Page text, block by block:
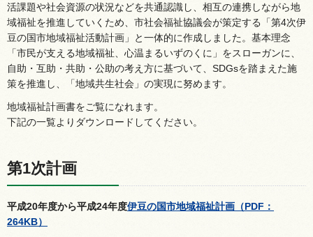
活課題や社会資源の状況などを共通認識し、相互の連携しながら地
域福祉を推進していくため、市社会福祉協議会が策定する「第4次伊
豆の国市地域福祉活動計画」と一体的に作成しました。基本理念
「市民が支える地域福祉、心温まるいずのくに」をスローガンに、
自助・互助・共助・公助の考え方に基づいて、SDGsを踏まえた施
策を推進し、「地域共生社会」の実現に努めます。
地域福祉計画書をご覧になれます。
下記の一覧よりダウンロードしてください。
第1次計画
平成20年度から平成24年度伊豆の国市地域福祉計画（PDF：
264KB）